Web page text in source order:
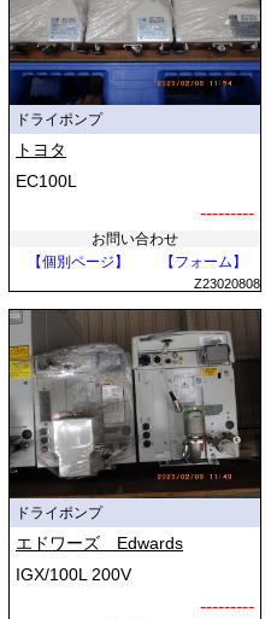
ドライポンプ
トヨタ
EC100L
---------
お問い合わせ
【個別ページ】
【フォーム】
Z23020808
ドライポンプ
エドワーズ Edwards
IGX/100L 200V
---------